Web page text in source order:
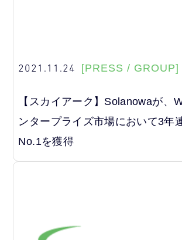
2021.11.24 [PRESS / GROUP]
【スカイアーク】Solanowaが、
ンタープライズ市場において3年
No.1を獲得